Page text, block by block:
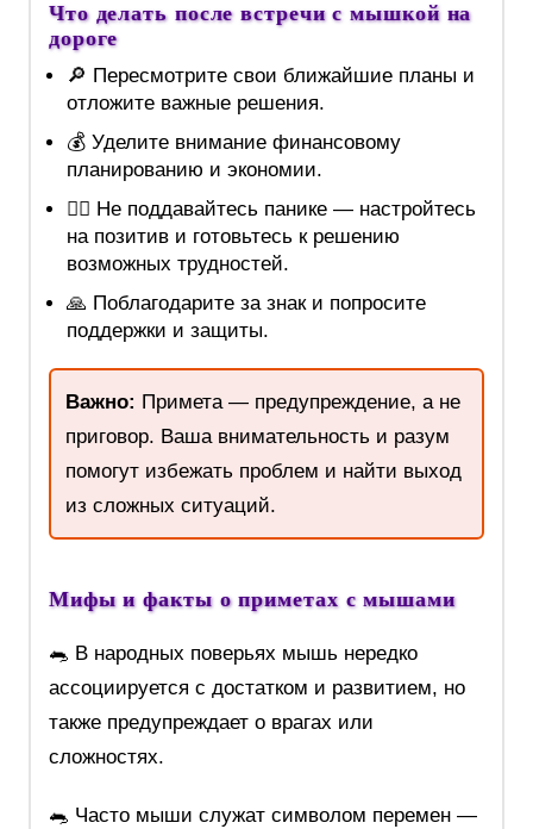
Что делать после встречи с мышкой на
дороге
🔎 Пересмотрите свои ближайшие планы и
отложите важные решения.
💰 Уделите внимание финансовому
планированию и экономии.
🧘‍♀️ Не поддавайтесь панике — настройтесь
на позитив и готовьтесь к решению
возможных трудностей.
🙏 Поблагодарите за знак и попросите
поддержки и защиты.
Важно: Примета — предупреждение, а не
приговор. Ваша внимательность и разум
помогут избежать проблем и найти выход
из сложных ситуаций.
Мифы и факты о приметах с мышами
🐀 В народных поверьях мышь нередко
ассоциируется с достатком и развитием, но
также предупреждает о врагах или
сложностях.
🐀 Часто мыши служат символом перемен —